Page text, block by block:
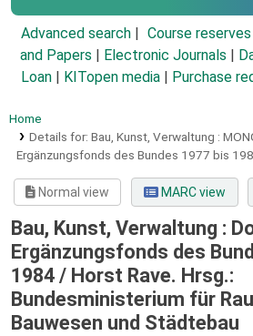
Advanced search Course reserves
and Papers
Electronic Journals
Loan
KITopen media Purchase
Home
Details for: Bau, Kunst, Verwaltung :
Ergänzungsfonds des Bundes 1977 bis
Normal view MARC view
Bau, Kunst, Verwaltung :
Ergänzungsfonds des
1984 / Horst Rave. Hrsg.:
Bundesministerium für
Bauwesen und Städtebau